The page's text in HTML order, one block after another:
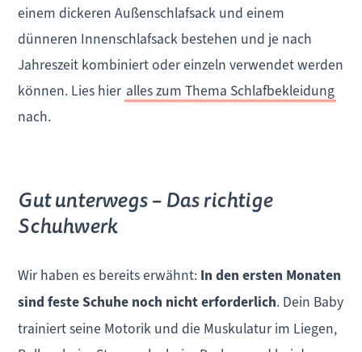
einem dickeren Außenschlafsack und einem
dünneren Innenschlafsack bestehen und je nach
Jahreszeit kombiniert oder einzeln verwendet werden
können. Lies hier alles zum Thema Schlafbekleidung
nach.
Gut unterwegs – Das richtige
Schuhwerk
Wir haben es bereits erwähnt: In den ersten Monaten
sind feste Schuhe noch nicht erforderlich. Dein Baby
trainiert seine Motorik und die Muskulatur im Liegen,